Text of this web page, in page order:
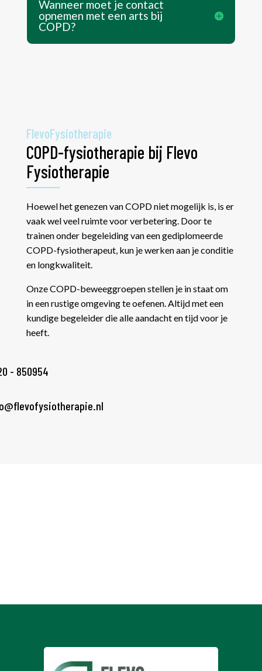
Wanneer moet je contact
opnemen met een arts bij
COPD?
FlevoFysiotherapie
COPD-fysiotherapie bij Flevo
Fysiotherapie
Hoewel het genezen van COPD niet mogelijk is, is er
vaak wel veel ruimte voor verbetering. Door te
trainen onder begeleiding van een gediplomeerde
COPD-fysiotherapeut, kun je werken aan je conditie
en longkwaliteit.
Onze COPD-beweeggroepen stellen je in staat om
in een rustige omgeving te oefenen. Altijd met een
kundige begeleider die alle aandacht en tijd voor je
heeft.
- 850954